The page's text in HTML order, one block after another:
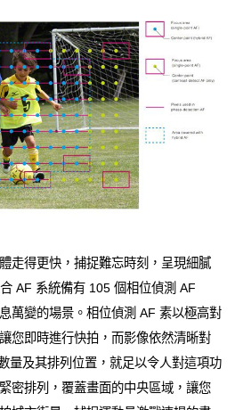
走得更快，捕捉難忘時刻，呈現細膩
AF 系統備有 105 個相位偵測 AF
萬變的場景。相位偵測 AF 素以極高對
您即時進行快拍，而影像依然清晰對
量及其排列位置，就足以令人對這項功
密排列，覆蓋畫面的中央區域，讓您